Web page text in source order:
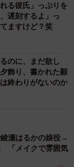
られました。
けずに笑いをと
して観られま
す」（40代・女
、企画力で勝負
速い今のバラエ
る彼氏」っぷりを
遅刻するよ」っ
ますけど？笑
のに、まだ欲し
飾り、書かれた願
終わりがないのか
綾瀬はるかの娘役→
「メイクで雰囲気